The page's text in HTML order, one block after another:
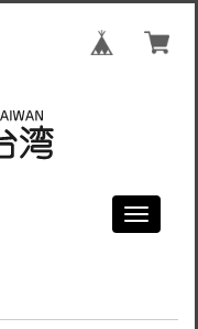
Toggle